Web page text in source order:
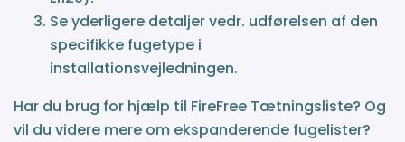
Se yderligere detaljer vedr. udførelsen af den
specifikke fugetype i
installationsvejledningen.
Har du brug for hjælp til FireFree Tætningsliste? Og
vil du videre mere om ekspanderende fugelister?